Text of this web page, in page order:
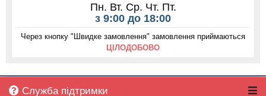
Пн. Вт. Ср. Чт. Пт.
з 9:00 до 18:00
Через кнопку "Швидке замовлення" замовлення приймаються
ЦІЛОДОБОВО
Служба підтримки